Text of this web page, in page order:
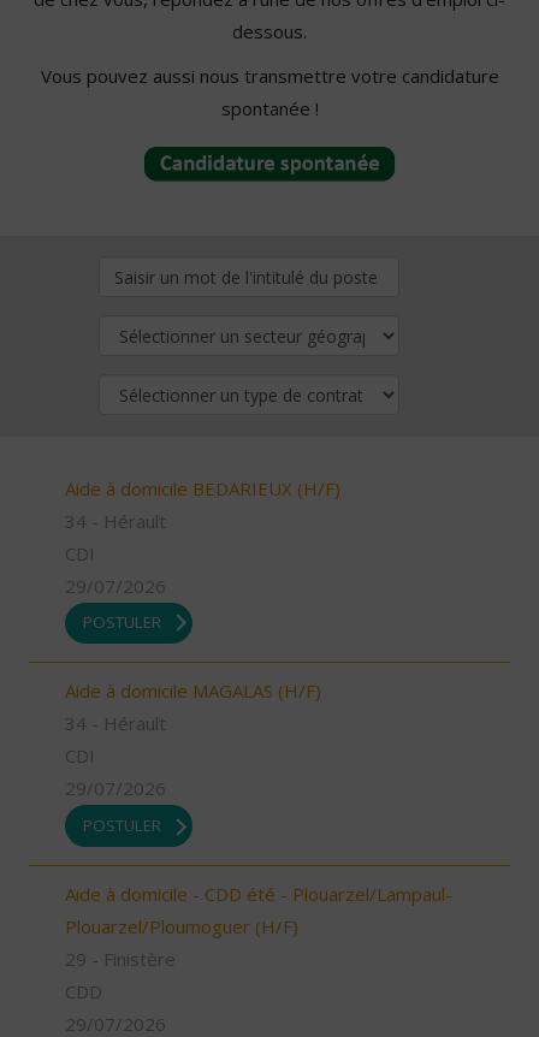
dessous.
Vous pouvez aussi nous transmettre votre candidature
spontanée !
Aide à domicile BEDARIEUX (H/F)
34 - Hérault
CDI
29/07/2026
POSTULER
Aide à domicile MAGALAS (H/F)
34 - Hérault
CDI
29/07/2026
POSTULER
Aide à domicile - CDD été - Plouarzel/Lampaul-
Plouarzel/Ploumoguer (H/F)
29 - Finistère
CDD
29/07/2026